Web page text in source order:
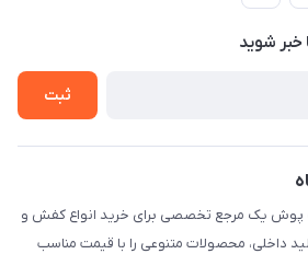
خبر شوید
ثبت
پوش یک مرجع تخصصی برای خرید انواع کفش و
داخلی، محصولات متنوعی را با قیمت مناسب